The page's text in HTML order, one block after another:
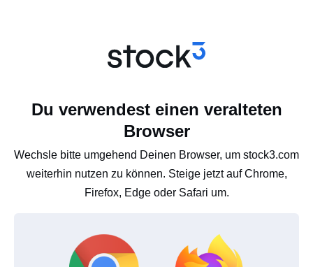
Du verwendest einen veralteten
Browser
Wechsle bitte umgehend Deinen Browser, um stock3.com
weiterhin nutzen zu können. Steige jetzt auf Chrome,
Firefox, Edge oder Safari um.